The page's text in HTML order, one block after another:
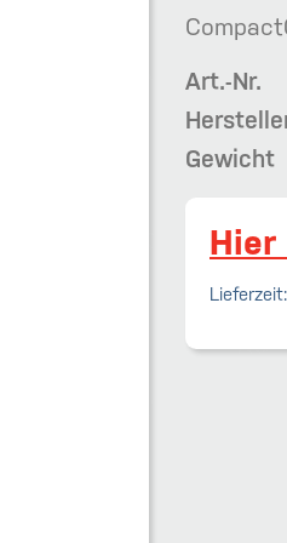
Art.-Nr.
Gewicht
Lieferzeit: